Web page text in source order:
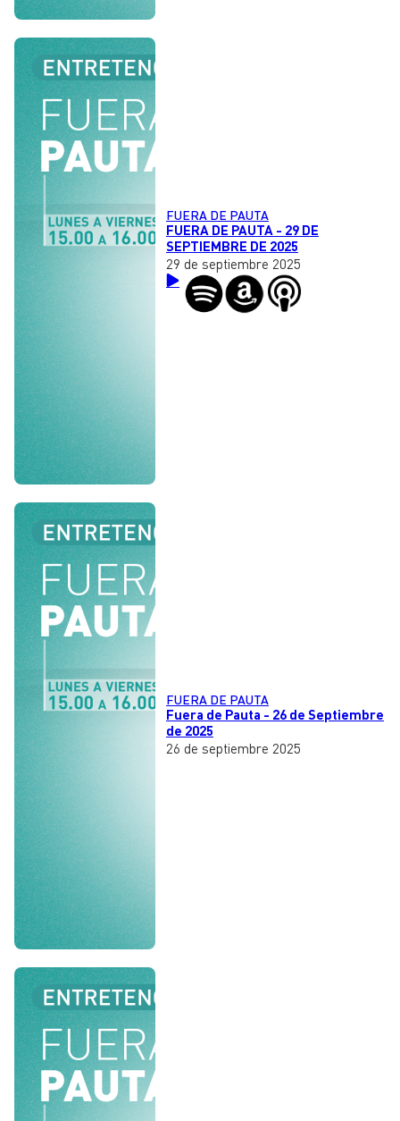
FUERA DE PAUTA
FUERA DE PAUTA - 29 DE
SEPTIEMBRE DE 2025
29 de septiembre 2025
FUERA DE PAUTA
Fuera de Pauta - 26 de Septiembre
de 2025
26 de septiembre 2025